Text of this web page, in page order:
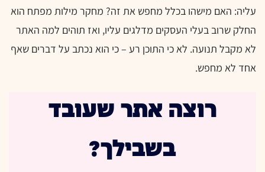
עליה: האם מישהו בכלל מחפש את זה? מחקר מילות מפתח הוא
החלק שרוב בעלי העסקים מדלגים עליו, ואז תוהים למה האתר
לא מקבל תנועה. לא כי התוכן רע – כי הוא נכתב על דברים שאף
אחד לא מחפש.
רוצה אתר שעובד
בשבילך?